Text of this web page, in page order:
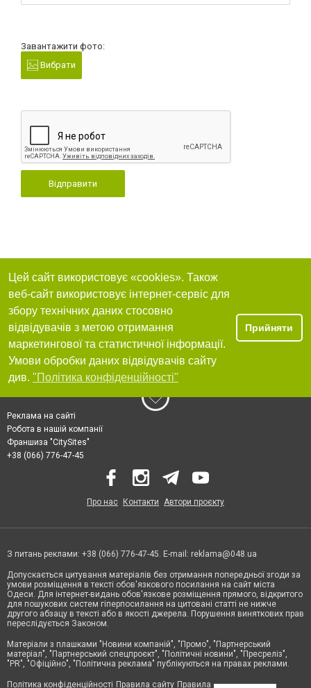
Завантажити фото:
Вибрати
Відправити
Цей сайт використовує «cookies». Також
веб-сайт використовує інтернет-сервіс для
збору технічних даних стосовно
відвідувачів з метою отримання
маркетингової та статистичної інформації.
Умови обробки даних відвідувачів сайту
див. "Політика конфіденційності"
Прийняти
Реклама на сайті
Робота в нашій компанії
Франшиза "CitySites"
+38 (066) 776-47-45
Про нас Контакти Автори проєкту
З питань реклами: +38 (066) 776-47-45. E-mail: reklama@048.ua
Допускається цитування матеріалів без отримання попередньої згоди за
умови розміщення в тексті обов'язкового посилання на сайт міста
Одеси. Для інтернет-видань обов'язкове розміщення прямого, відкритого
для пошукових систем гіперпосилання на цитовані статті не нижче
другого абзацу в тексті або в якості джерела. Порушення виняткових прав
переслідується Законом.
Матеріали з плашками "Новини компаній", "Промо", "Партнерський
матеріал", "Партнерський спецпроєкт", "Політичні новини", "Пресреліз",
"PR", "Офіційно", "Політична реклама" публікуються на правах реклами.
Політика конфіденційності Правила сайту Правила